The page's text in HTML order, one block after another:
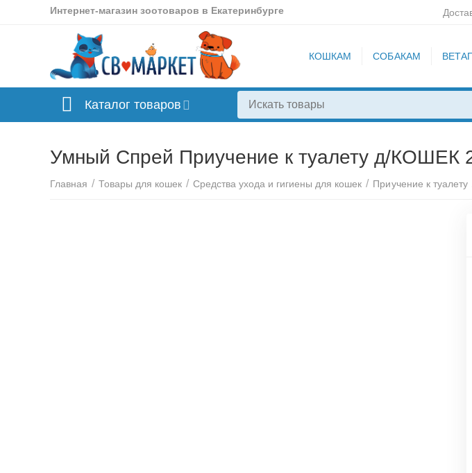
Интернет-магазин зоотоваров в Екатеринбурге
КОШКАМ СОБАКАМ
Каталог товаров
Умный Спрей Приучение к туалету д/КОШЕК
Главная / Товары для кошек / Средства ухода и гигиены для кошек / Приучение к туалету